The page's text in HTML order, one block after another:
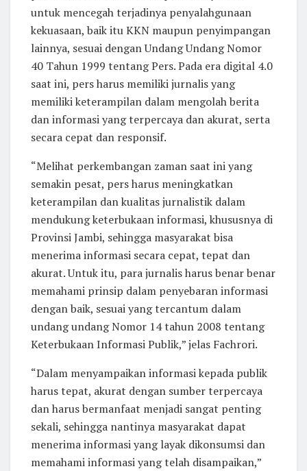
untuk mencegah terjadinya penyalahgunaan
kekuasaan, baik itu KKN maupun penyimpangan
lainnya, sesuai dengan Undang Undang Nomor
40 Tahun 1999 tentang Pers. Pada era digital 4.0
saat ini, pers harus memiliki jurnalis yang
memiliki keterampilan dalam mengolah berita
dan informasi yang terpercaya dan akurat, serta
secara cepat dan responsif.
“Melihat perkembangan zaman saat ini yang
semakin pesat, pers harus meningkatkan
keterampilan dan kualitas jurnalistik dalam
mendukung keterbukaan informasi, khususnya di
Provinsi Jambi, sehingga masyarakat bisa
menerima informasi secara cepat, tepat dan
akurat. Untuk itu, para jurnalis harus benar benar
memahami prinsip dalam penyebaran informasi
dengan baik, sesuai yang tercantum dalam
undang undang Nomor 14 tahun 2008 tentang
Keterbukaan Informasi Publik,” jelas Fachrori.
“Dalam menyampaikan informasi kepada publik
harus tepat, akurat dengan sumber terpercaya
dan harus bermanfaat menjadi sangat penting
sekali, sehingga nantinya masyarakat dapat
menerima informasi yang layak dikonsumsi dan
memahami informasi yang telah disampaikan,”